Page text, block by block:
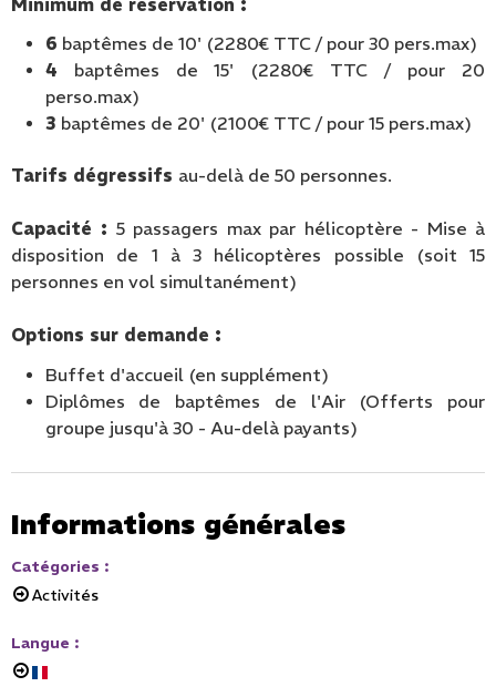
6 baptêmes de 10' (2280€ TTC / pour 30 pers.max)
4 baptêmes de 15' (2280€ TTC / pour 20
perso.max)
3 baptêmes de 20' (2100€ TTC / pour 15 pers.max)
Tarifs dégressifs au-delà de 50 personnes.
Capacité : 5 passagers max par hélicoptère - Mise à
disposition de 1 à 3 hélicoptères possible (soit 15
personnes en vol simultanément)
Options sur demande :
Buffet d'accueil (en supplément)
Diplômes de baptêmes de l'Air (Offerts pour
groupe jusqu'à 30 - Au-delà payants)
Informations générales
Catégories :
Activités
Langue :